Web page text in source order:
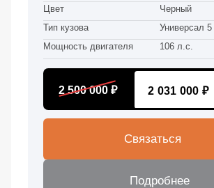
Цвет
Черный
Тип кузова
Универсал 5
Мощность двигателя
106 л.с.
2 500 000 ₽ 2 031 000 ₽
Связаться
Подробнее